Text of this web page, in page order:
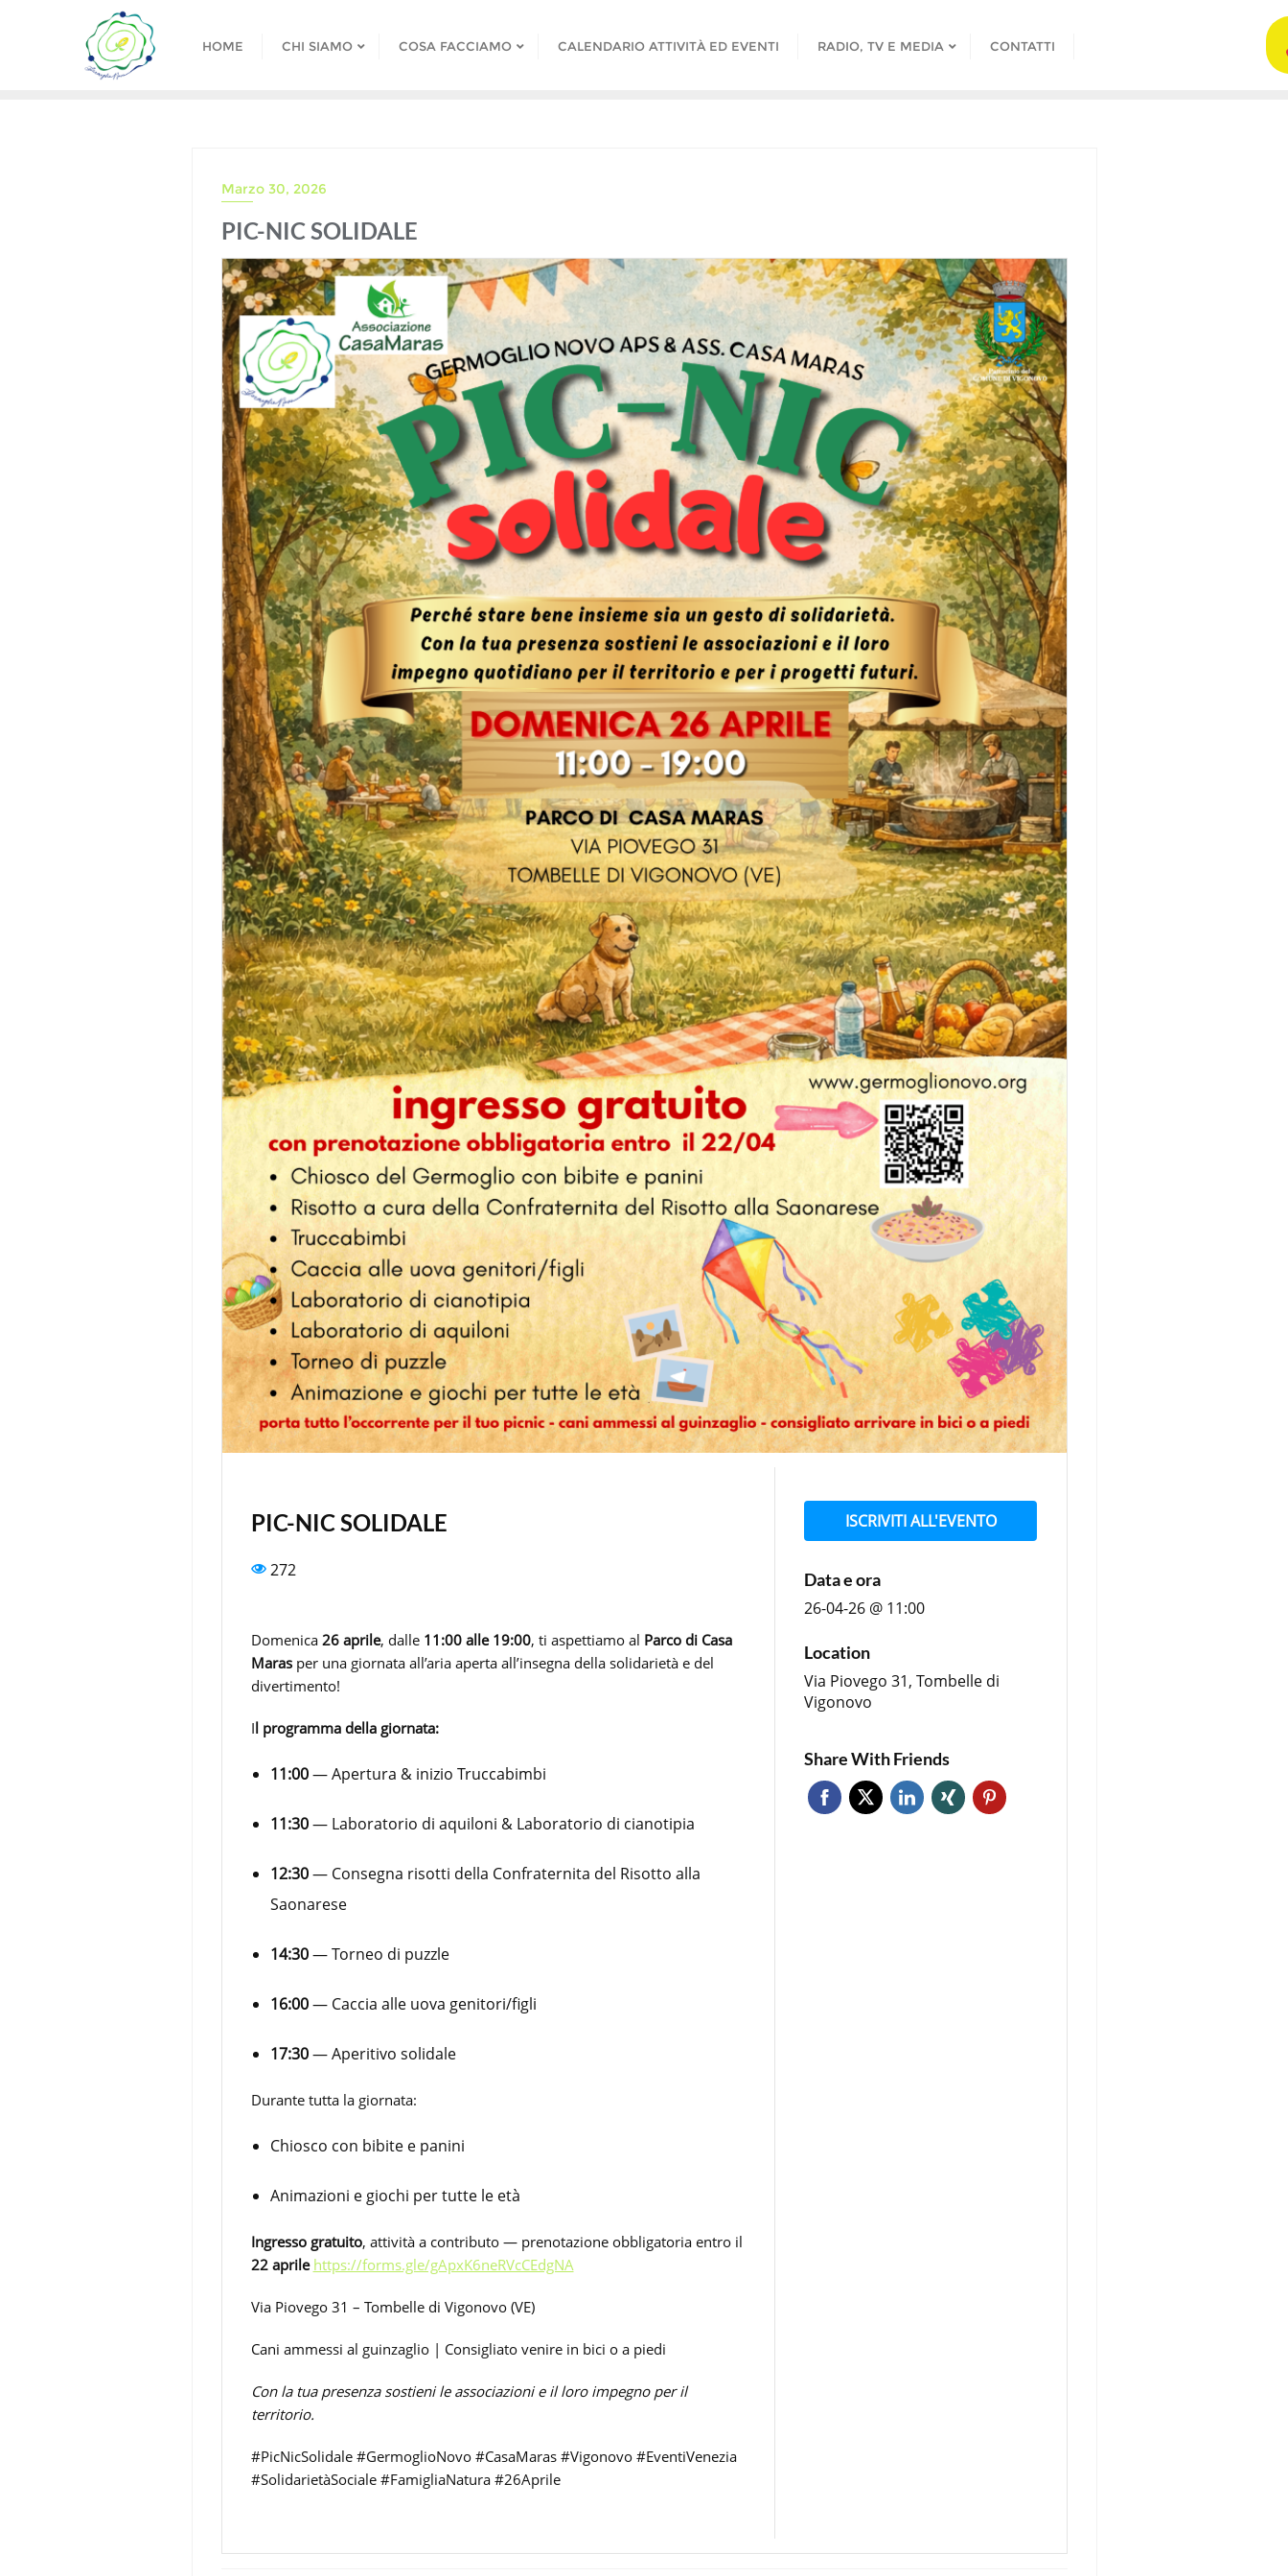
HOME CHI SIAMO COSA FACCIAMO CALENDARIO ATTIVITÀ ED EVENTI RADIO, TV E MEDIA CONTATTI
Marzo 30, 2026
PIC-NIC SOLIDALE
PIC-NIC SOLIDALE
272
Domenica 26 aprile, dalle 11:00 alle 19:00, ti aspettiamo al Parco di Casa
Marasper una giornata all’aria aperta all’insegna della solidarietà e del
divertimento!
Il programma della giornata:
11:00— Apertura & inizio Truccabimbi
11:30— Laboratorio di aquiloni & Laboratorio di cianotipia
12:30— Consegna risotti della Confraternita del Risotto alla
Saonarese
14:30— Torneo di puzzle
16:00— Caccia alle uova genitori/figli
17:30— Aperitivo solidale
Durante tutta la giornata:
Chiosco con bibite e panini
Animazioni e giochi per tutte le età
Ingresso gratuito, attività a contributo — prenotazione obbligatoria entro il
22 aprile https://forms.gle/gApxK6neRVcCEdgNA
Via Piovego 31 – Tombelle di Vigonovo (VE)
Cani ammessi al guinzaglio | Consigliato venire in bici o a piedi
Con la tua presenza sostieni le associazioni e il loro impegno per il
territorio.
#PicNicSolidale #GermoglioNovo #CasaMaras #Vigonovo #EventiVenezia
#SolidarietàSociale #FamigliaNatura #26Aprile
ISCRIVITI ALL'EVENTO
Data e ora
26-04-26 @ 11:00
Location
Via Piovego 31, Tombelle di
Vigonovo
Share With Friends